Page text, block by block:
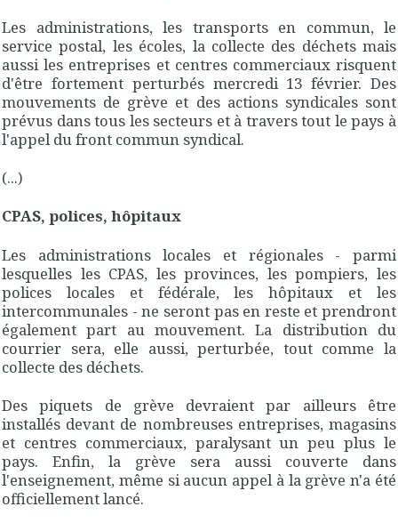
Les administrations, les transports en commun, le
service postal, les écoles, la collecte des déchets mais
aussi les entreprises et centres commerciaux risquent
d'être fortement perturbés mercredi 13 février. Des
mouvements de grève et des actions syndicales sont
prévus dans tous les secteurs et à travers tout le pays à
l'appel du front commun syndical.
(...)
CPAS, polices, hôpitaux
Les administrations locales et régionales - parmi
lesquelles les CPAS, les provinces, les pompiers, les
polices locales et fédérale, les hôpitaux et les
intercommunales - ne seront pas en reste et prendront
également part au mouvement. La distribution du
courrier sera, elle aussi, perturbée, tout comme la
collecte des déchets.
Des piquets de grève devraient par ailleurs être
installés devant de nombreuses entreprises, magasins
et centres commerciaux, paralysant un peu plus le
pays. Enfin, la grève sera aussi couverte dans
l'enseignement, même si aucun appel à la grève n'a été
officiellement lancé.